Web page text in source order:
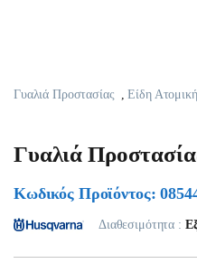
Γυαλιά Προστασίας ,Είδη
Γυαλιά
Κωδικός Προϊόντος:
Διαθεσιμότητα :